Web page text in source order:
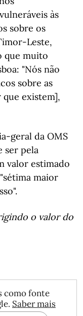
às
sobre os
Leste,
que muito
"Nós não
sobre as
que existem],
geral da OMS
ser pela
valor estimado
maior
o valor do
como fonte
Saber mais